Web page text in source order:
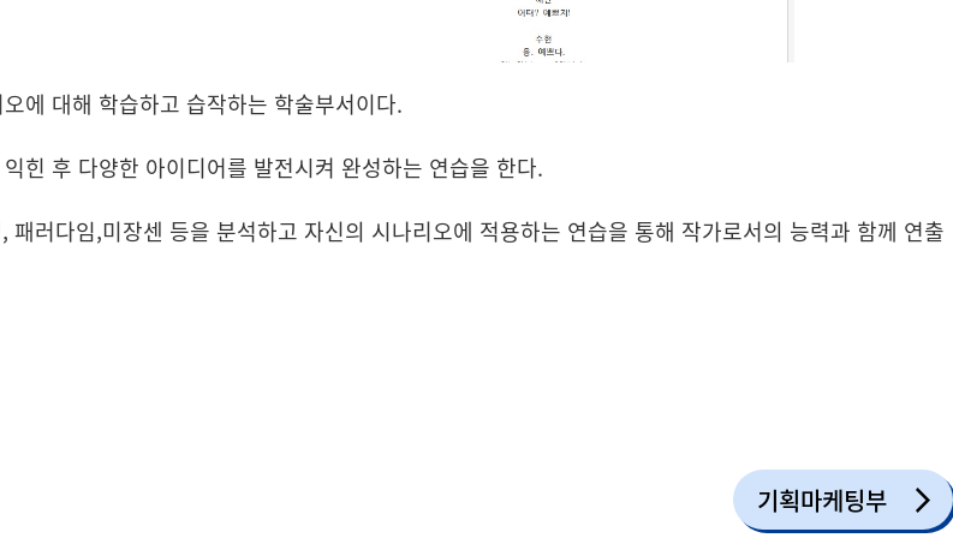
에 대해 학습하고 습작하는 학술부서이다.
힌 후 다양한 아이디어를 발전시켜 완성하는 연습을 한다.
패러다임,미장센 등을 분석하고 자신의 시나리오에 적용하는 연습을 통해 작가로서의 능력과 함께 연출
기획마케팅부